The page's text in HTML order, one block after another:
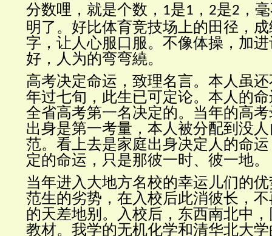
分数哩，就是个数， 1是1 ， 2是2 ，
明了。好比体育竞技场上的田径，
字，让人心服口服。不像体操，加
好，人为的弯弯繞。
高考决定命运，致理名言。本人虽
年过七旬，此生已可定论。本人的
全省高考第一名决定的。当年的高
出身是第一考量，本人被分配到没
范。看上去是家庭出身决定人的命
定的命运，只是那彼一时、彼一地。
当年进入大地方名校的幸运儿们的
范生的劣势，在入校后此消彼长，
的天差地别。入校后，东西南北中
教材。我学的无机化学和清华北大